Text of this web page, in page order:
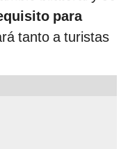
para
tanto a turistas